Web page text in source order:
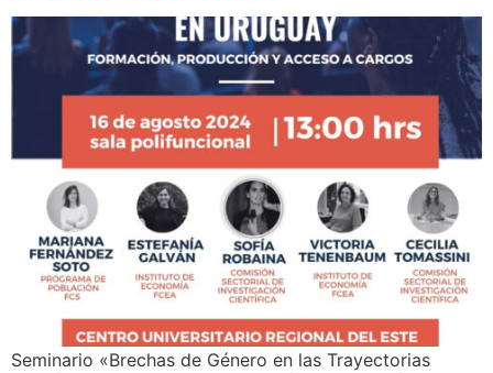
Seminario «Brechas de Género en las Trayectorias